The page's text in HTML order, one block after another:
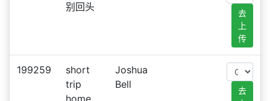
别回头
去
上
传
199259
short
trip
home
Joshua
Bell
去